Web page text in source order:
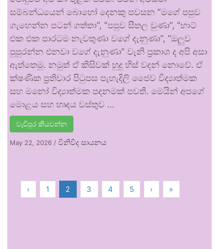
සම්බන්ධයෙන් බොහෝ දෙනකු පවසන “මගේ පපුව
ගැහෙන්න පටන් ගත්තා”, “පපුව සීතල වුණා”, “හාට්
එක එක පාරටම නැවතුණා වගේ දැනුණා”, “ඔලුව
පුපුරන්න එනවා වගේ දැනුණා” වැනි ප්‍රකාශ ද අපි අසා
ඇත්තෙමු. නමුත් ඒ කිසිවක් හුදු හිස් වදන් නොවේ. ඒ
ක්ෂණික ප්‍රතිචාර පිටුපස පැහැදිලි ජෛව විද්‍යාත්මක
සහ මනෝ විද්‍යාත්මක පදනමක් පවතී. මෙයින් අපගේ
මොළය සහ හෘදය වස්තුව …
වැඩිපුර කියවන්න
May 22, 2026 / විනිවිද සායනය
‹ 1 2 3 4 5 › »